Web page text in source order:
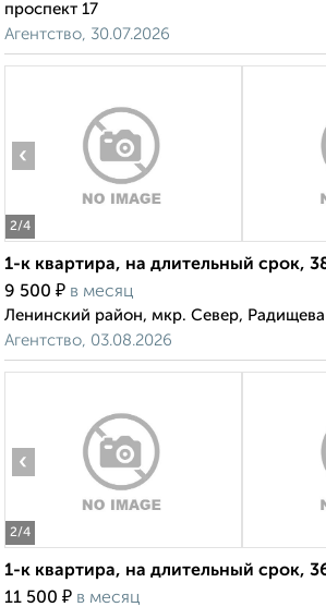
проспект 17
Агентство, 30.07.2026
2/4
‹
1-к квартира, на длительный срок,
9 500 ₽ в месяц
Ленинский район, мкр. Север,
Агентство, 03.08.2026
2/4
‹
1-к квартира, на длительный срок,
11 500 ₽ в месяц